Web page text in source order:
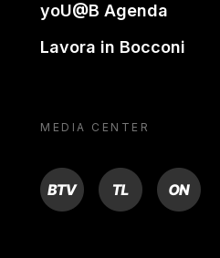
yoU@B Agenda
Lavora in Bocconi
MEDIA CENTER
BTV TL ON